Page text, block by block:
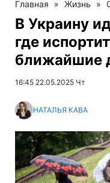
Главная » Жизнь »
В Украину
где
ближайшие
16:45 22.05.2025 Чт
НАТАЛЬЯ КАВА